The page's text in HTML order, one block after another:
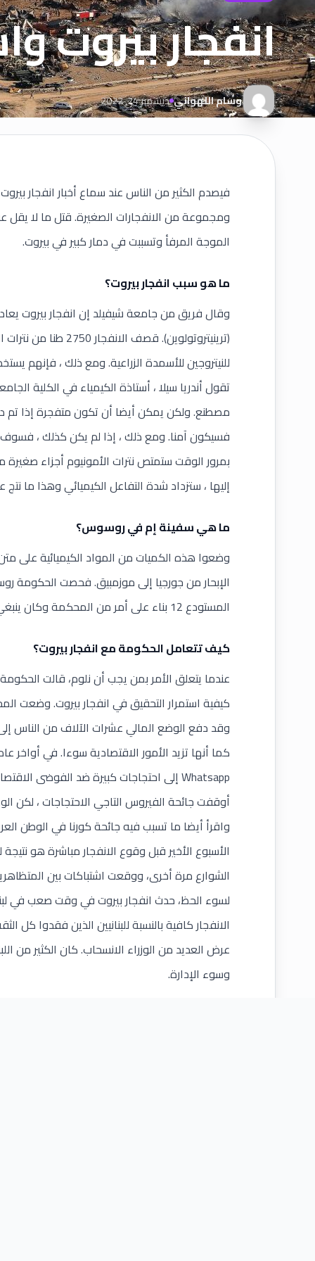
انفجار بيروت
وسام اللهواني ديسمبر 24, 2022
الموجة المرفأ وتسببت في دمار كبير في بيروت.
ما هو سبب انفجار بيروت؟
وقال فريق من جامعة شيفيلد إن انفجاربيروت
(ترينيتروتولوين).
للنيتروجين للأسمدة الزراعية. ومع ذلك ، فإنهم
تقول أندريا سيلا ، أستاذة الكيمياء في الكلية
مصطنع. ولكن يمكن أيضا أن تكون متفجرة إذا تم
فسيكون آمنا. ومع ذلك ، إذا لم يكن كذلك ،
بمرور الوقت ستمتص نترات الأمونيوم أجزاء صغيرة
إليها ، ستزداد شدة التفاعل الكيميائي وهذا ما نتج
ما هي سفينة إم في روسوس؟
الإبحار من جورجيا إلى موزمبيق. فحصت الحكومة
المستودع 12 بناء على أمر من المحكمة وكان ينبغي الإفراج عنهم أو إعادة بيعهم.
كيف تتعامل الحكومة مع انفجار بيروت؟
عندما يتعلق الأمر بمن يجب أن نلوم، قالت
كيفية استمرار التحقيق في انفجار بيروت. وضعت
وقد دفع الوضع المالي عشرات الآلاف من الناس
Whatsapp إلى احتجاجات كبيرة ضد الفوضى الاقتصادية والفساد.
أوقفت جائحة الفيروس التاجي الاحتجاجات ، لكن
واقرأ أيضا ما تسبب فيهجائحة كورنا في الوطن
الأسبوع الأخير قبل وقوع الانفجار مباشرة هو
الشوارع مرة أخرى، ووقعت اشتباكات بين
لسوء الحظ، حدث انفجار بيروت في وقت صعب في
الانفجار كافية بالنسبة للبنانيين الذين فقدوا كل
عرض العديد من الوزراء الانسحاب. كان الكثير من
وسوء الإدارة.